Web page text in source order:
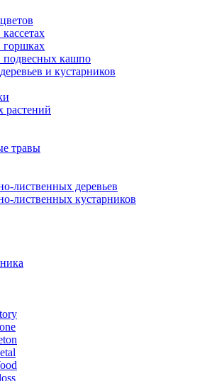
горшках
подвесных кашпо
и кустарников
растений
травы
лиственных деревьев
лиственных кустарников